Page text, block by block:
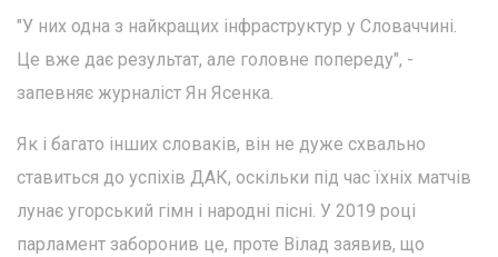
"У них одна з найкращих інфраструктур у Словаччині.
Це вже дає результат, але головне попереду", -
запевняє журналіст Ян Ясенка.
Як і багато інших словаків, він не дуже схвально
ставиться до успіхів ДАК, оскільки під час їхніх матчів
лунає угорський гімн і народні пісні. У 2019 році
парламент заборонив це, проте Вілад заявив, що